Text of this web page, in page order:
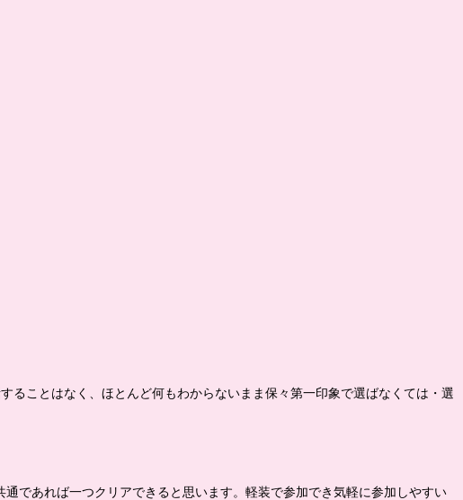
ことはなく、ほとんど何もわからないまま保々第一印象で選ばなくては・選
であれば一つクリアできると思います。軽装で参加でき気軽に参加しやすい